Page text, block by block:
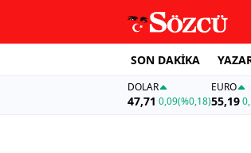
SON DAKİKA
DOLAR
47,71 0,09(%0,18)
EURO
55,19